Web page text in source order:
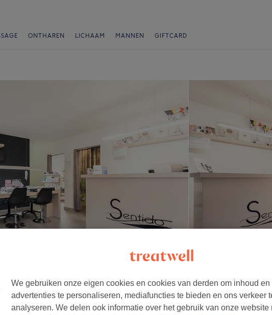
ONTHAREN LICHAAM MANNEN GIFTCARD
9400We gebruiken onze eigen cookies en cookies van derden om inhoud en
advertenties te personaliseren, mediafuncties te bieden en ons verkeer
analyseren. We delen ook informatie over het gebruik van onze website